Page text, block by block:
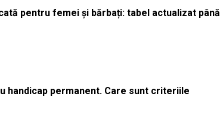
pentru femei și bărbați: tabel actualizat până
handicap permanent. Care sunt criteriile